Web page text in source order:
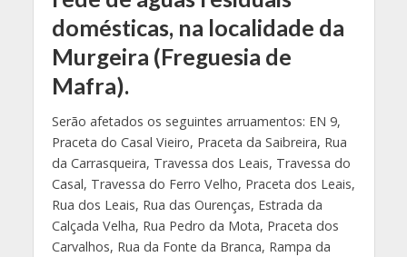
domésticas, na localidade da
Murgeira (Freguesia de
Mafra).
Serão afetados os seguintes arruamentos: EN 9,
Praceta do Casal Vieiro, Praceta da Saibreira, Rua
da Carrasqueira, Travessa dos Leais, Travessa do
Casal, Travessa do Ferro Velho, Praceta dos Leais,
Rua dos Leais, Rua das Ourenças, Estrada da
Calçada Velha, Rua Pedro da Mota, Praceta dos
Carvalhos, Rua da Fonte da Branca, Rampa da